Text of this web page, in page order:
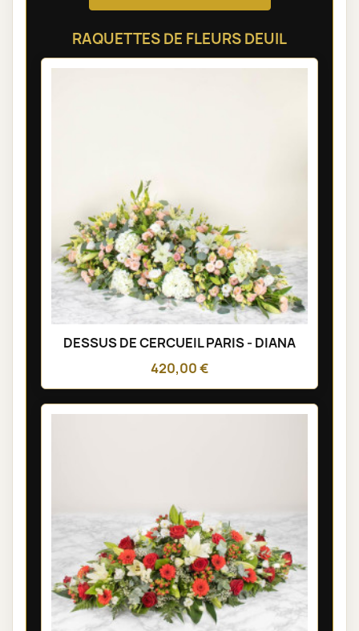
RAQUETTES DE FLEURS DEUIL
DESSUS DE CERCUEIL PARIS - DIANA
420,00 €